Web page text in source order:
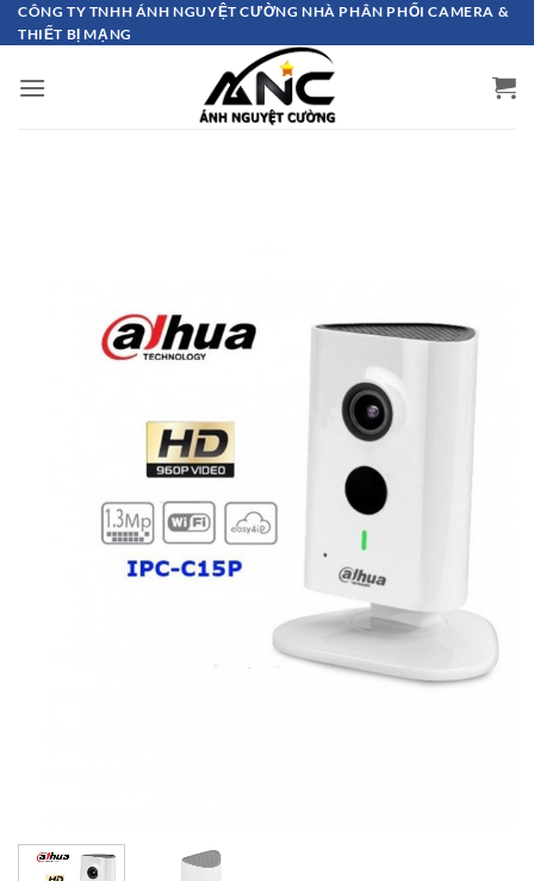
Bỏ
qua
dung
CÔNG TY TNHH ÁNH NGUYỆT CƯỜNG NHÀ PHÂN PHỐI CAMERA &
THIẾT BỊ MẠNG